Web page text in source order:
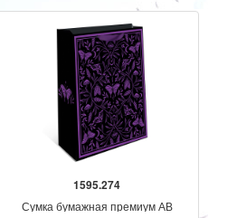
1595.274
Сумка бумажная премиум АВ